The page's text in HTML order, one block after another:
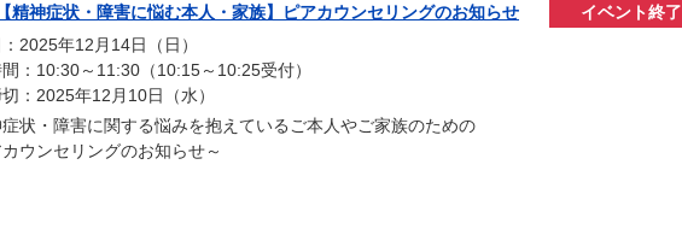
精神症状・障害に悩む本人・家族】ピアカウンセリングのお知らせ
イベント終了
2025年12月14日（日）
：10:30～11:30（10:15～10:25受付）
：2025年12月10日（水）
症状・障害に関する悩みを抱えているご本人やご家族のための
ウンセリングのお知らせ～